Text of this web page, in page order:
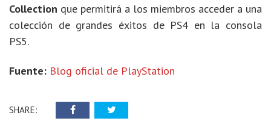
Collection que permitirá a los miembros acceder a una
colección de grandes éxitos de PS4 en la consola
PS5.
Fuente: Blog oficial de PlayStation
SHARE: